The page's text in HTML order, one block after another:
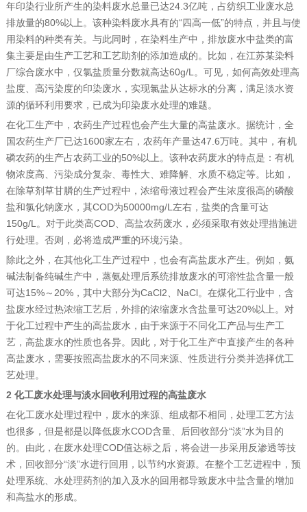
年印染行业所产生的染料废水总量已达24.3亿吨，占纺织工业废水总
排放量的80%以上。该种染料废水具有的“四高一低”的特点，并且与使
用染料的种类有关。与此同时，在染料生产中，排放废水中盐类的富
集主要是由生产工艺和工艺助剂的添加造成的。比如，在江苏某染料
厂综合废水中，仅氯盐质量分数就高达60g/L。可见，如何高效处理高
盐度、高污染度的印染废水，实现氯盐从达标水的分离，满足淡水资
源的循环利用要求，已成为印染废水处理的难题。
在化工生产中，农药生产过程也会产生大量的高盐废水。据统计，全
国农药生产厂已达1600家左右，农药年产量达47.6万吨。其中，有机
磷农药的生产占农药工业的50%以上。该种农药废水的特点是：有机
物浓度高、污染成分复杂、毒性大、难降解、水质不稳定等。比如，
在除草剂草甘膦的生产过程中，浓缩母液过程会产生浓度很高的磷酸
盐和氯化钠废水，其COD为50000mg/L左右，盐类的含量可达
150g/L。对于此类高COD、高盐农药废水，必须采取有效处理措施进
行处理。否则，必将造成严重的环境污染。
除此之外，在其他化工生产过程中，也会有高盐废水产生。例如，氨
碱法制备纯碱生产中，蒸氨处理后系统排放废水的可溶性盐含量一般
可达15%～20%，其中大部分为CaCl2、NaCl。在煤化工行业中，含
盐废水经过热浓缩工艺后，外排的浓缩废水含盐量可达20%以上。对
于化工过程中产生的高盐废水，由于来源于不同化工产品与生产工
艺，高盐废水的性质也各异。因此，对于化工生产中直接产生的各种
高盐废水，需要按照高盐废水的不同来源、性质进行分类并选择优工
艺处理。
2 化工废水处理与淡水回收利用过程的高盐废水
在化工废水处理过程中，废水的来源、组成都不相同，处理工艺方法
也很多，但是都是以降低废水COD含量、后回收部分“淡”水为目的
的。由此，在废水处理COD值达标之后，将会进一步采用反渗透等技
术，回收部分“淡”水进行回用，以节约水资源。在整个工艺进程中，预
处理系统、水处理药剂的加入及水的回用都导致废水中盐含量的增加
和高盐水的形成。